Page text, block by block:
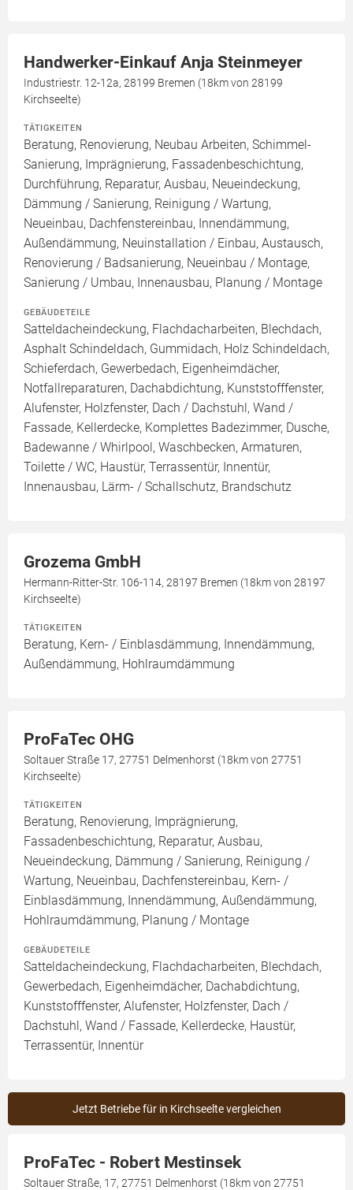
Handwerker-Einkauf Anja Steinmeyer
Industriestr. 12-12a, 28199 Bremen (18km von 28199
Kirchseelte)
TÄTIGKEITEN
Beratung, Renovierung, Neubau Arbeiten, Schimmel-
Sanierung, Imprägnierung, Fassadenbeschichtung,
Durchführung, Reparatur, Ausbau, Neueindeckung,
Dämmung / Sanierung, Reinigung / Wartung,
Neueinbau, Dachfenstereinbau, Innendämmung,
Außendämmung, Neuinstallation / Einbau, Austausch,
Renovierung / Badsanierung, Neueinbau / Montage,
Sanierung / Umbau, Innenausbau, Planung / Montage
GEBÄUDETEILE
Satteldacheindeckung, Flachdacharbeiten, Blechdach,
Asphalt Schindeldach, Gummidach, Holz Schindeldach,
Schieferdach, Gewerbedach, Eigenheimdächer,
Notfallreparaturen, Dachabdichtung, Kunststofffenster,
Alufenster, Holzfenster, Dach / Dachstuhl, Wand /
Fassade, Kellerdecke, Komplettes Badezimmer, Dusche,
Badewanne / Whirlpool, Waschbecken, Armaturen,
Toilette / WC, Haustür, Terrassentür, Innentür,
Innenausbau, Lärm- / Schallschutz, Brandschutz
Grozema GmbH
Hermann-Ritter-Str. 106-114, 28197 Bremen (18km von 28197
Kirchseelte)
TÄTIGKEITEN
Beratung, Kern- / Einblasdämmung, Innendämmung,
Außendämmung, Hohlraumdämmung
ProFaTec OHG
Soltauer Straße 17, 27751 Delmenhorst (18km von 27751
Kirchseelte)
TÄTIGKEITEN
Beratung, Renovierung, Imprägnierung,
Fassadenbeschichtung, Reparatur, Ausbau,
Neueindeckung, Dämmung / Sanierung, Reinigung /
Wartung, Neueinbau, Dachfenstereinbau, Kern- /
Einblasdämmung, Innendämmung, Außendämmung,
Hohlraumdämmung, Planung / Montage
GEBÄUDETEILE
Satteldacheindeckung, Flachdacharbeiten, Blechdach,
Gewerbedach, Eigenheimdächer, Dachabdichtung,
Kunststofffenster, Alufenster, Holzfenster, Dach /
Dachstuhl, Wand / Fassade, Kellerdecke, Haustür,
Terrassentür, Innentür
Jetzt Betriebe für in Kirchseelte vergleichen
ProFaTec - Robert Mestinsek
Soltauer Straße, 17, 27751 Delmenhorst (18km von 27751